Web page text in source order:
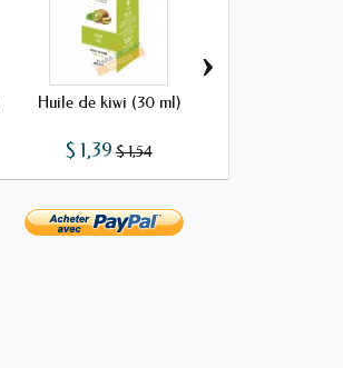
Huile de kiwi (30 ml)
$ 1,39 $ 1,54
›